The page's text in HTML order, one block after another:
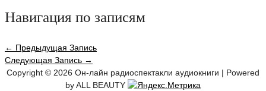
Навигация по записям
← Предыдущая Запись
Следующая Запись →
Copyright © 2026 Он-лайн радиоспектакли аудиокниги | Powered
by ALL BEAUTY